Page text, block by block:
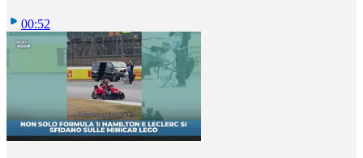
00:52